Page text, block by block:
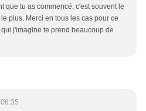
que tu as commencé, c'est souvent le
plus. Merci en tous les cas pour ce
j'imagine te prend beaucoup de